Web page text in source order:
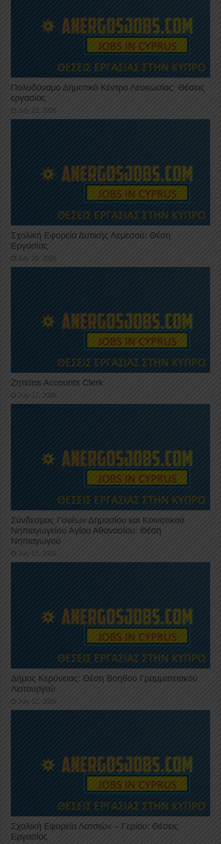
Πολυδύναμο Δημοτικό Κέντρο Λευκωσίας: Θέσεις
εργασίας
July 22, 2026
Σχολική Εφορεία Δυτικής Λεμεσού: Θέση
Εργασίας
July 20, 2026
Ζητείται Accounts Clerk
July 17, 2026
Σύνδεσμος Γονέων Δημοσίου και Κοινοτικού
Νηπιαγωγείου Αγίου Αθανασίου: Θέση
Νηπιαγωγού
July 17, 2026
Δήμος Κερύνειας: Θέση Βοηθού Γραμματειακού
Λειτουργού
July 12, 2026
Σχολική Εφορεία Λατσιών – Γερίου: Θέσεις
Εργασίας